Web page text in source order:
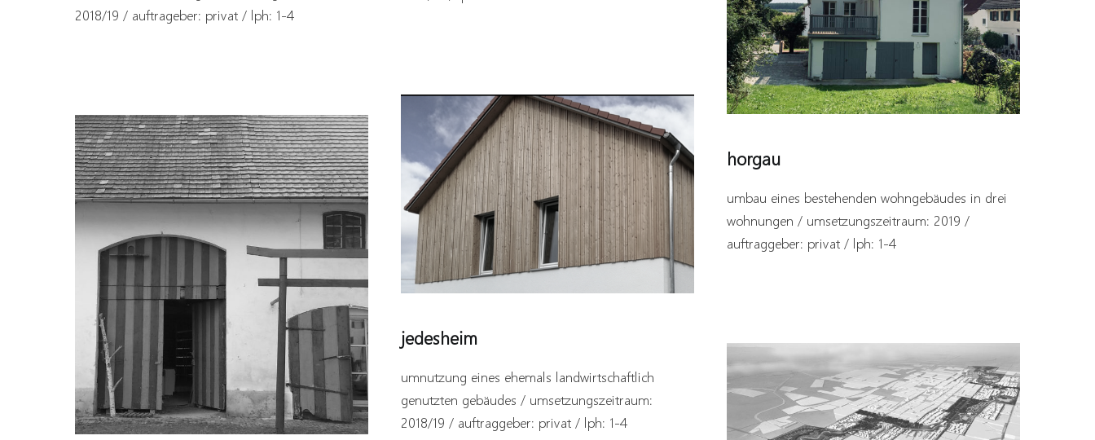
2018/19 / auftrageber: privat / lph: 1-4
horgau
umbau eines bestehenden wohngebäudes in drei
wohnungen / umsetzungszeitraum: 2019 /
auftraggeber: privat / lph: 1-4
jedesheim
umnutzung eines ehemals landwirtschaftlich
genutzten gebäudes / umsetzungszeitraum:
2018/19 / auftraggeber: privat / lph: 1-4